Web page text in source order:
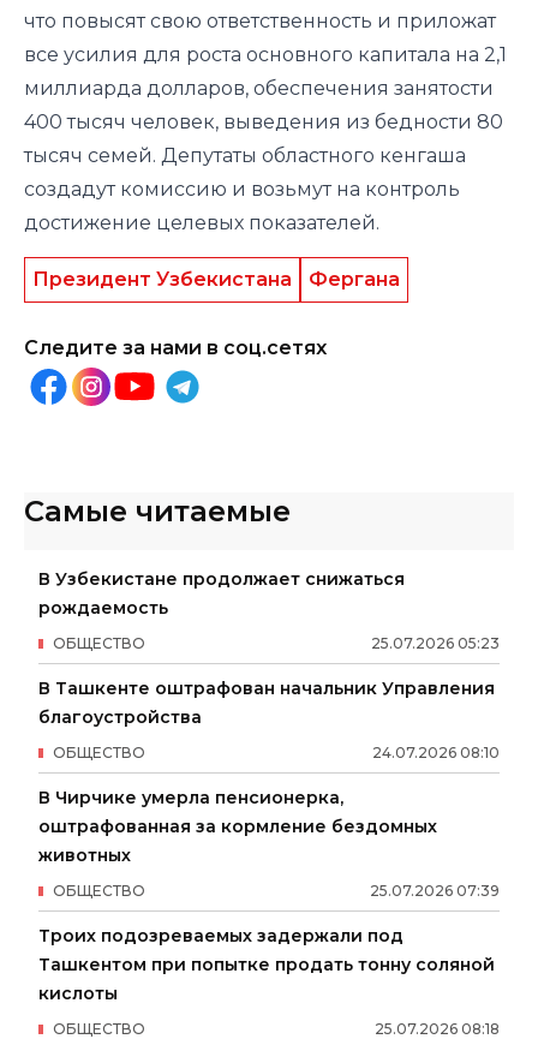
что повысят свою ответственность и приложат
все усилия для роста основного капитала на 2,1
миллиарда долларов, обеспечения занятости
400 тысяч человек, выведения из бедности 80
тысяч семей. Депутаты областного кенгаша
создадут комиссию и возьмут на контроль
достижение целевых показателей.
Президент Узбекистана Фергана
Следите за нами в соц.сетях
Самые читаемые
В Узбекистане продолжает снижаться
рождаемость
25.07.2026 05:23
ОБЩЕСТВО
В Ташкенте оштрафован начальник Управления
благоустройства
24.07.2026 08:10
ОБЩЕСТВО
В Чирчике умерла пенсионерка,
оштрафованная за кормление бездомных
животных
25.07.2026 07:39
ОБЩЕСТВО
Троих подозреваемых задержали под
Ташкентом при попытке продать тонну соляной
кислоты
25.07.2026 08:18
ОБЩЕСТВО